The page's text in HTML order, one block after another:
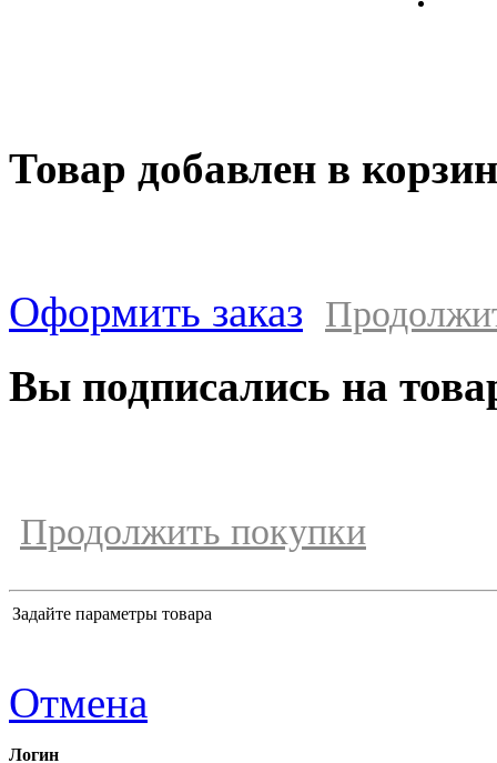
Товар добавлен в
Оформить заказ
Вы подписались на
Продолжить покупки
Задайте параметры товара
Отмена
Логин